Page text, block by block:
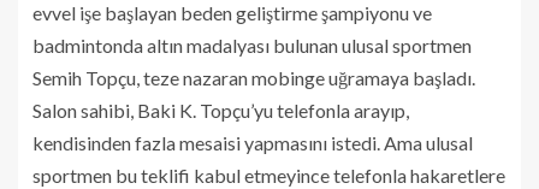
evvel işe başlayan beden geliştirme şampiyonu ve
badmintonda altın madalyası bulunan ulusal sportmen
Semih Topçu, teze nazaran mobinge uğramaya başladı.
Salon sahibi, Baki K. Topçu’yu telefonla arayıp,
kendisinden fazla mesaisi yapmasını istedi. Ama ulusal
sportmen bu teklifi kabul etmeyince telefonla hakaretlere